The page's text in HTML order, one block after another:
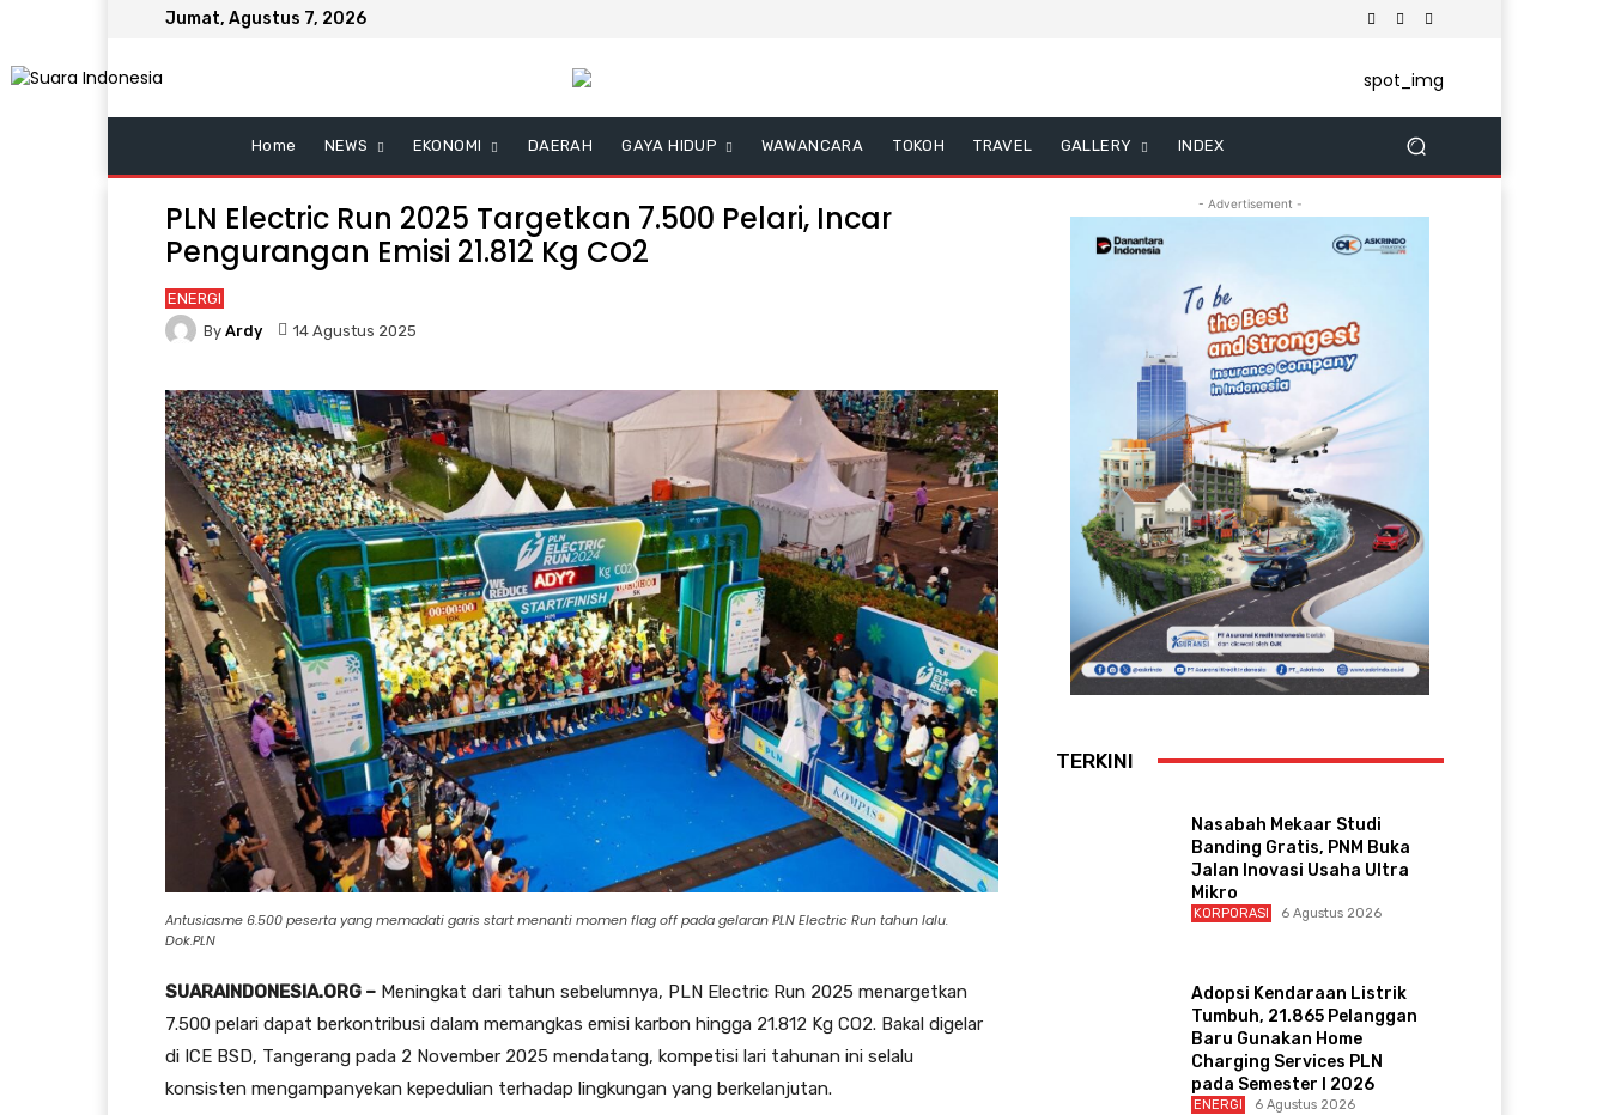
Jumat, Agustus 7, 2026
Home NEWS EKONOMI DAERAH GAYA HIDUP WAWANCARA TOKOH TRAVEL GALLERY INDEX
PLN Electric Run 2025 Targetkan 7.500 Pelari, Incar
Pengurangan Emisi 21.812 Kg CO2
ENERGI
By Ardy 14 Agustus 2025
Antusiasme 6.500 peserta yang memadati garis start menanti momen flag off pada gelaran PLN Electric Run tahun lalu.
Dok.PLN
SUARAINDONESIA.ORG – Meningkat dari tahun sebelumnya, PLN Electric Run 2025 menargetkan
7.500 pelari dapat berkontribusi dalam memangkas emisi karbon hingga 21.812 Kg CO2. Bakal digelar
di ICE BSD, Tangerang pada 2 November 2025 mendatang, kompetisi lari tahunan ini selalu
konsisten mengampanyekan kepedulian terhadap lingkungan yang berkelanjutan.
- Advertisement -
TERKINI
Nasabah Mekaar Studi
Banding Gratis, PNM Buka
Jalan Inovasi Usaha Ultra
Mikro
KORPORASI 6 Agustus 2026
Adopsi Kendaraan Listrik
Tumbuh, 21.865 Pelanggan
Baru Gunakan Home
Charging Services PLN
pada Semester I 2026
ENERGI 6 Agustus 2026